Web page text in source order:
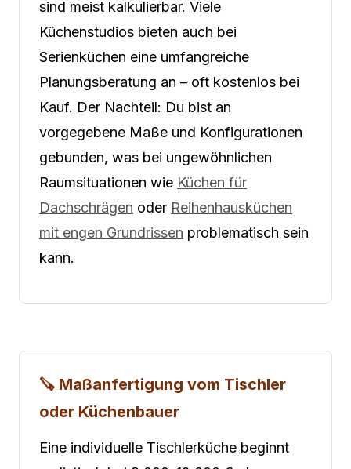
sind meist kalkulierbar. Viele
Küchenstudios bieten auch bei
Serienküchen eine umfangreiche
Planungsberatung an – oft kostenlos bei
Kauf. Der Nachteil: Du bist an
vorgegebene Maße und Konfigurationen
gebunden, was bei ungewöhnlichen
Raumsituationen wie Küchen für
Dachschrägen oder Reihenhausküchen
mit engen Grundrissen problematisch sein
kann.
🪚 Maßanfertigung vom Tischler
oder Küchenbauer
Eine individuelle Tischlerküche beginnt